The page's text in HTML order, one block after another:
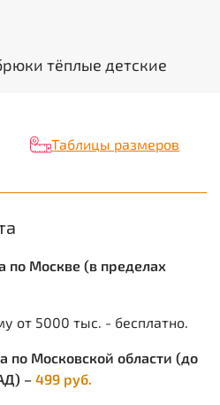
рюкзаков, обуви,
тёплые детские
Таблицы размеров
по Москве (в пределах
от 5000 тыс. - бесплатно.
по Московской области (до
– 499 руб.